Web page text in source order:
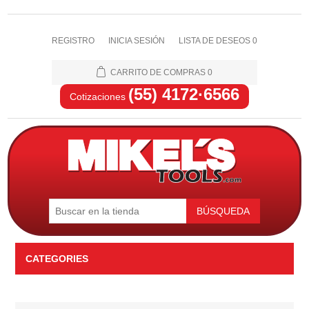
REGISTRO INICIA SESIÓN LISTA DE DESEOS 0
CARRITO DE COMPRAS 0
Cotizaciones (55) 4172·6566
BÚSQUEDA
CATEGORIES